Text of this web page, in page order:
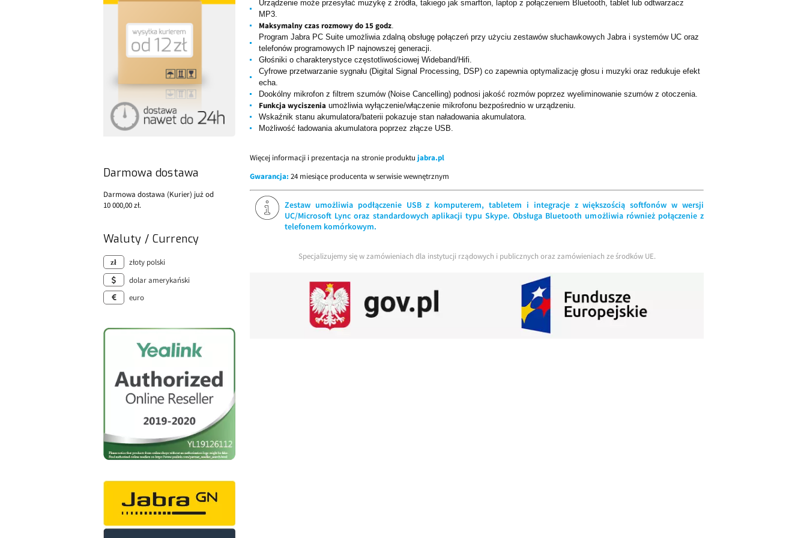
Darmowa dostawa
Darmowa dostawa (Kurier) już od
10 000,00 zł.
Waluty / Currency
złoty polski
dolar amerykański
euro
Urządzenie może przesyłać muzykę z źródła, takiego jak smarfton, laptop z połączeniem Bluetooth, tablet lub odtwarzacz
MP3.
Maksymalny czas rozmowy do 15 godz
Program Jabra PC Suite umożliwia zdalną obsługę połączeń przy użyciu zestawów słuchawkowych Jabra i systemów UC oraz
telefonów programowych IP najnowszej generacji.
Głośniki o charakterystyce częstotliwościowej Wideband/Hifi.
Cyfrowe przetwarzanie sygnału (Digital Signal Processing, DSP) co zapewnia optymalizację głosu i muzyki oraz redukuje efekt
echa.
Dookólny mikrofon z filtrem szumów (Noise Cancelling) podnosi jakość rozmów poprzez wyeliminowanie szumów z otoczenia.
Funkcja wyciszenia umożliwia wyłączenie/włączenie mikrofonu bezpośrednio w urządzeniu.
Wskaźnik stanu akumulatora/baterii pokazuje stan naładowania akumulatora.
Możliwość ładowania akumulatora poprzez złącze USB.
Więcej informacji i prezentacja na stronie produktu jabra.pl
Gwarancja: 24 miesiące producenta w serwisie wewnętrznym
Zestaw umożliwia podłączenie USB z komputerem, tabletem i integracje z większością softfonów w wersji
UC/Microsoft Lync oraz standardowych aplikacji typu Skype. Obsługa Bluetooth umożliwia również połączenie z
telefonem komórkowym.
Specjalizujemy się w zamówieniach dla instytucji rządowych i publicznych oraz zamówieniach ze środków UE.